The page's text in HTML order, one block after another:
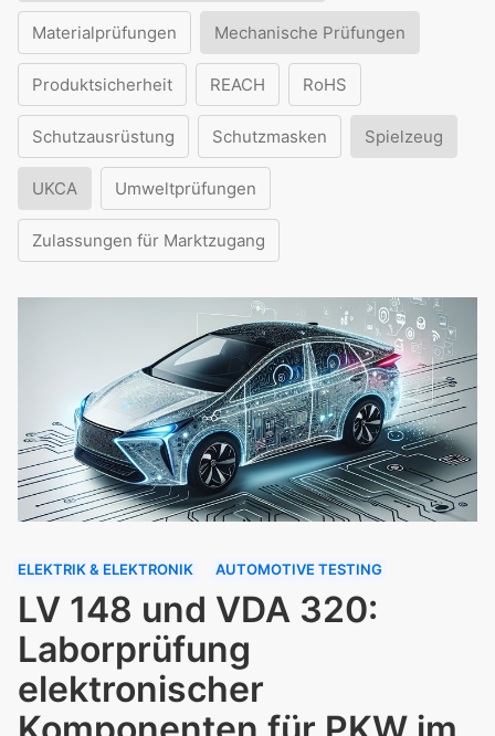
Materialprüfungen Mechanische Prüfungen
Produktsicherheit REACH RoHS
Schutzausrüstung Schutzmasken Spielzeug
UKCA Umweltprüfungen
Zulassungen für Marktzugang
ELEKTRIK & ELEKTRONIK AUTOMOTIVE TESTING
LV 148 und VDA 320:
Laborprüfung
elektronischer